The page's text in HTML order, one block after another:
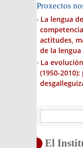
Proxectos
La lengua
actitudes,
de la lengua
La
(1950-
El